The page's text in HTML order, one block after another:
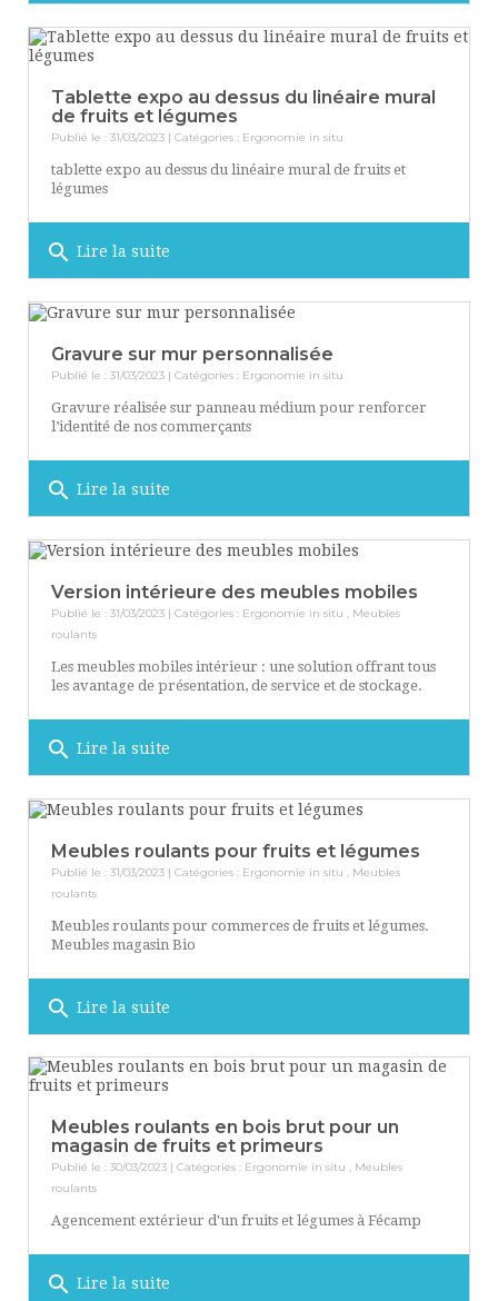
Tablette expo au dessus du linéaire mural
de fruits et légumes
Publié le : 31/03/2023 | Catégories : Ergonomie in situ
tablette expo au dessus du linéaire mural de fruits et
légumes
search Lire la suite
Gravure sur mur personnalisée
Publié le : 31/03/2023 | Catégories : Ergonomie in situ
Gravure réalisée sur panneau médium pour renforcer
l’identité de nos commerçants
search Lire la suite
Version intérieure des meubles mobiles
Publié le : 31/03/2023 | Catégories : Ergonomie in situ , Meubles
roulants
Les meubles mobiles intérieur : une solution offrant tous
les avantage de présentation, de service et de stockage.
search Lire la suite
Meubles roulants pour fruits et légumes
Publié le : 31/03/2023 | Catégories : Ergonomie in situ , Meubles
roulants
Meubles roulants pour commerces de fruits et légumes.
Meubles magasin Bio
search Lire la suite
Meubles roulants en bois brut pour un
magasin de fruits et primeurs
Publié le : 30/03/2023 | Catégories : Ergonomie in situ , Meubles
roulants
Agencement extérieur d'un fruits et légumes à Fécamp
search Lire la suite